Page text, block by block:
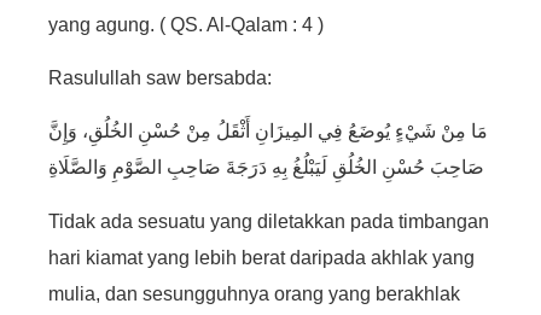
yang agung. ( QS. Al-Qalam : 4 )
Rasulullah saw bersabda:
مَا مِنْ شَيْءٍ يُوضَعُ فِي المِيزَانِ أَثْقَلُ مِنْ حُسْنِ الخُلُقِ، وَإِنَّ
صَاحِبَ حُسْنِ الخُلُقِ لَيَبْلُغُ بِهِ دَرَجَةَ صَاحِبِ الصَّوْمِ وَالصَّلَاةِ
Tidak ada sesuatu yang diletakkan pada timbangan
hari kiamat yang lebih berat daripada akhlak yang
mulia, dan sesungguhnya orang yang berakhlak